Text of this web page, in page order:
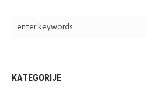
KATEGORIJE